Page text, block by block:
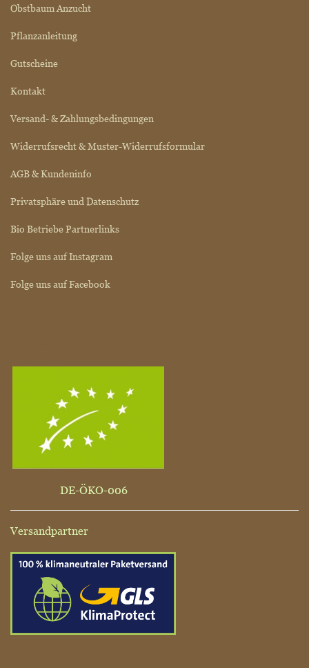
Obstbaum Anzucht
Pflanzanleitung
Gutscheine
Kontakt
Versand- & Zahlungsbedingungen
Widerrufsrecht & Muster-Widerrufsformular
AGB & Kundeninfo
Privatsphäre und Datenschutz
Bio Betriebe Partnerlinks
Folge uns auf Instagram
Folge uns auf Facebook
DE-ÖKO-006
Versandpartner